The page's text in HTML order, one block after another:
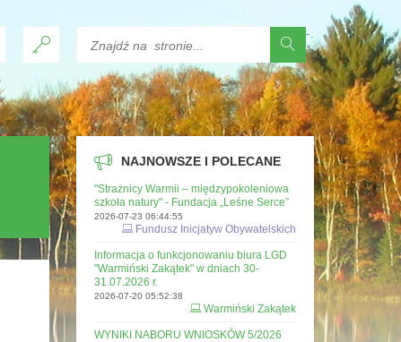
-
NAJNOWSZE I POLECANE
"Strażnicy Warmii – międzypokoleniowa
szkoła natury" - Fundacja „Leśne Serce”
2026-07-23 06:44:55
Fundusz Inicjatyw Obywatelskich
Informacja o funkcjonowaniu biura LGD
"Warmiński Zakątek" w dniach 30-
31.07.2026 r.
2026-07-20 05:52:38
Warmiński Zakątek
WYNIKI NABORU WNIOSKÓW 5/2026